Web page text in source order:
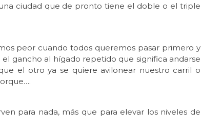
ciudad que de pronto tiene el doble o el triple
peor cuando todos queremos pasar primero y
gancho al hígado repetido que significa andarse
el otro ya se quiere avilonear nuestro carril o
para nada, más que para elevar los niveles de